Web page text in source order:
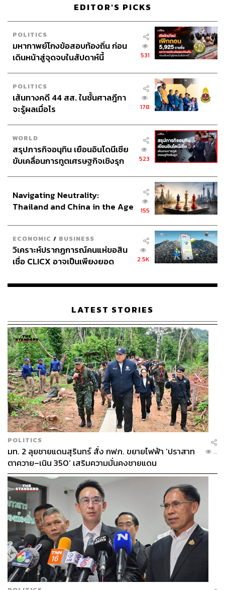
EDITOR'S PICKS
POLITICS
มหากาพย์โกงข้อสอบท้องถิ่น ก่อน
เดินหน้าสู่จุดจบในสัปดาห์นี้
531
POLITICS
เส้นทางคดี 44 สส. ในชั้นศาลฎีกา
จะรู้ผลเมื่อไร
178
WORLD
สรุปภารกิจอนุทิน เยือนอินโดนีเซีย
ขับเคลื่อนการทูตเศรษฐกิจเชิงรุก
523
Navigating Neutrality:
Thailand and China in the Age
155
ECONOMIC / BUSINESS
วิเคราะห์ปรากฏการณ์คนแห่ขอสิน
เชื่อ CLICX อาจเป็นเพียงยอด
เรือนไทยที่ถูกซุกไว้
2.5K
LATEST STORIES
POLITICS
มท. 2 ลุยชายแดนสุรินทร์ สั่ง กฟภ. ขยายไฟฟ้า ‘ปราสาท
ตาควาย–เนิน 350’ เสริมความมั่นคงชายแดน
...